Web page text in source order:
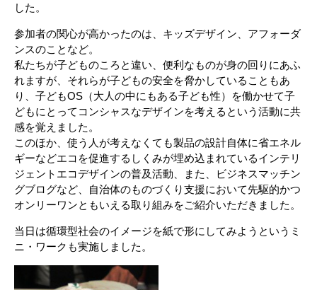
した。
参加者の関心が高かったのは、キッズデザイン、アフォーダ
ンスのことなど。
私たちが子どものころと違い、便利なものが身の回りにあふ
れますが、それらが子どもの安全を脅かしていることもあ
り、子どもOS（大人の中にもある子ども性）を働かせて子
どもにとってコンシャスなデザインを考えるという活動に共
感を覚えました。
このほか、使う人が考えなくても製品の設計自体に省エネル
ギーなどエコを促進するしくみが埋め込まれているインテリ
ジェントエコデザインの普及活動、また、ビジネスマッチン
グブログなど、自治体のものづくり支援において先駆的かつ
オンリーワンともいえる取り組みをご紹介いただきました。
当日は循環型社会のイメージを紙で形にしてみようというミ
ニ・ワークも実施しました。